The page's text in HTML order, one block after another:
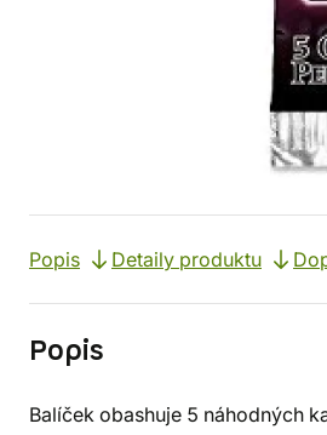
Popis Detaily produktu
Popis
Balíček obashuje 5 náhodných